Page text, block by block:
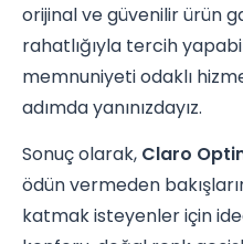
orijinal ve güvenilir ürün
rahatlığıyla tercih
memnuniyeti odaklı
adımda yanınızdayız.
Sonuç olarak, Claro
ödün vermeden
katmak isteyenler için